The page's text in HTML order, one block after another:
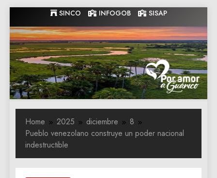
to
content
SINCO INFOGOB SISAP
Gobernacion
de Guarico
Gobernacion de Guarico
Home 2025 diciembre
8
Pueblo venezolano construye un poder nacional
indestructible